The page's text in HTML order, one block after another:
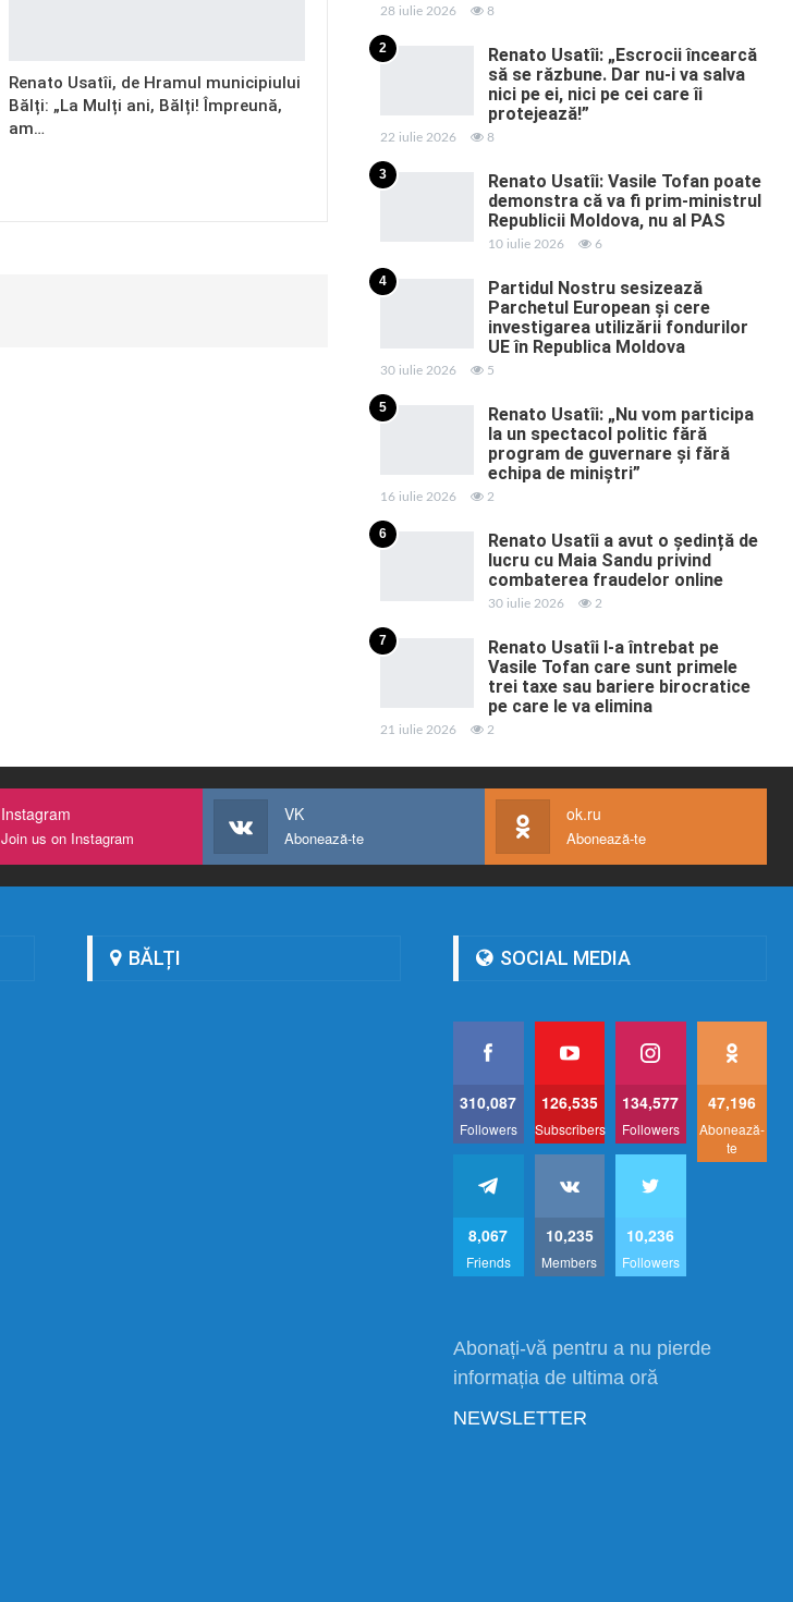
Renato Usatîi, de Hramul municipiului
Bălți: „La Mulți ani, Bălți! Împreună,
am…
28 iulie 2026 8
2
Renato Usatîi: „Escrocii încearcă
să se răzbune. Dar nu-i va salva
nici pe ei, nici pe cei care îi
protejează!”
22 iulie 2026 8
3
Renato Usatîi: Vasile Tofan poate
demonstra că va fi prim-ministrul
Republicii Moldova, nu al PAS
10 iulie 2026 6
4
Partidul Nostru sesizează
Parchetul European și cere
investigarea utilizării fondurilor
UE în Republica Moldova
30 iulie 2026 5
5
Renato Usatîi: „Nu vom participa
la un spectacol politic fără
program de guvernare și fără
echipa de miniștri”
16 iulie 2026 2
6
Renato Usatîi a avut o ședință de
lucru cu Maia Sandu privind
combaterea fraudelor online
30 iulie 2026 2
7
Renato Usatîi l-a întrebat pe
Vasile Tofan care sunt primele
trei taxe sau bariere birocratice
pe care le va elimina
21 iulie 2026 2
Instagram
Join us on Instagram
VK
Abonează-te
ok.ru
Abonează-te
BĂLȚI SOCIAL MEDIA
310,087
Followers
126,535
Subscribers
134,577
Followers
47,196
Abonează-
te
8,067
Friends
10,235
Members
10,236
Followers
Abonați-vă pentru a nu pierde
informația de ultima oră
NEWSLETTER